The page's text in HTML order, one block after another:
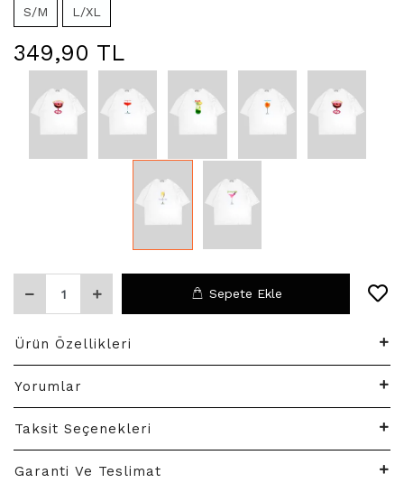
S/M L/XL
349,90 TL
Sepete Ekle
Ürün Özellikleri
Yorumlar
Taksit Seçenekleri
Garanti Ve Teslimat